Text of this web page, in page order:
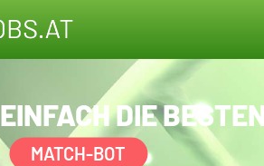
EINFACH DIE
MATCH-BOT